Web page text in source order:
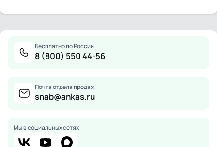
Бесплатно по России
8 (800) 550 44-56
Почта отдела продаж
snab@ankas.ru
Мы в социальных сетях